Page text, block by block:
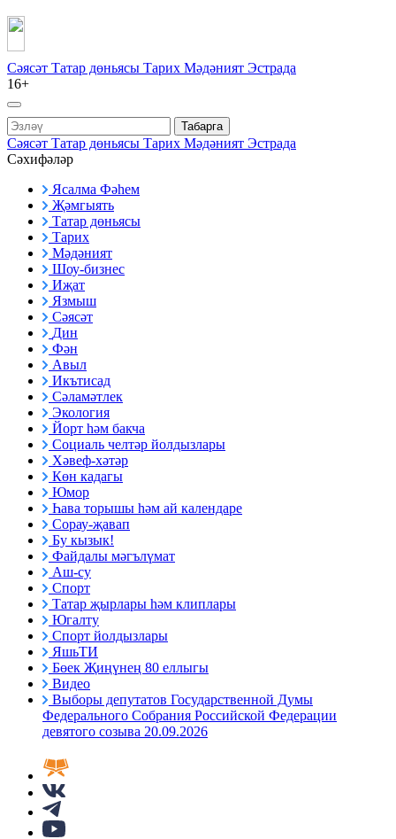
Сәясәт Татар дөньясы Тарих Мәдәният Эстрада
16+
Табарга
Сәясәт Татар дөньясы Тарих Мәдәният Эстрада
Сәхифәләр
Ясалма Фәһем
Җәмгыять
Татар дөньясы
Тарих
Мәдәният
Шоу-бизнес
Иҗат
Язмыш
Сәясәт
Дин
Фән
Авыл
Икътисад
Сәламәтлек
Экология
Йорт һәм бакча
Социаль челтәр йолдызлары
Хәвеф-хәтәр
Көн кадагы
Юмор
Һава торышы һәм ай календаре
Сорау-җавап
Бу кызык!
Файдалы мәгълүмат
Аш-су
Спорт
Татар җырлары һәм клиплары
Югалту
Спорт йолдызлары
ЯшьТИ
Бөек Җиңүнең 80 еллыгы
Видео
Выборы депутатов Государственной Думы
Федерального Собрания Российской Федерации
девятого созыва 20.09.2026